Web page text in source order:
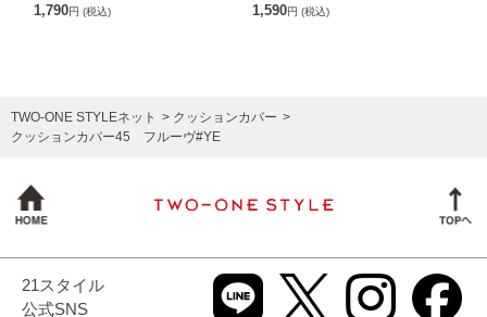
1,790円 (税込) 1,590円 (税込)
TWO-ONE STYLEネット
クッションカバー
クッションカバー45 フルーヴ#YE
21スタイル
公式SNS